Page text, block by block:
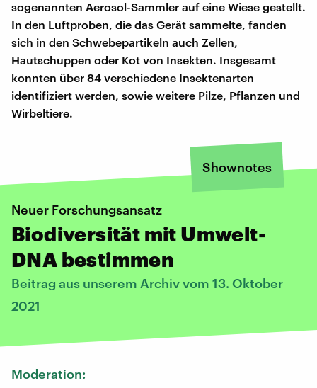
sogenannten Aerosol-Sammler auf eine Wiese gestellt.
In den Luftproben, die das Gerät sammelte, fanden
sich in den Schwebepartikeln auch Zellen,
Hautschuppen oder Kot von Insekten. Insgesamt
konnten über 84 verschiedene Insektenarten
identifiziert werden, sowie weitere Pilze, Pflanzen und
Wirbeltiere.
Shownotes
Neuer Forschungsansatz
Biodiversität mit Umwelt-
DNA bestimmen
Beitrag aus unserem Archiv vom 13. Oktober
2021
Moderation: